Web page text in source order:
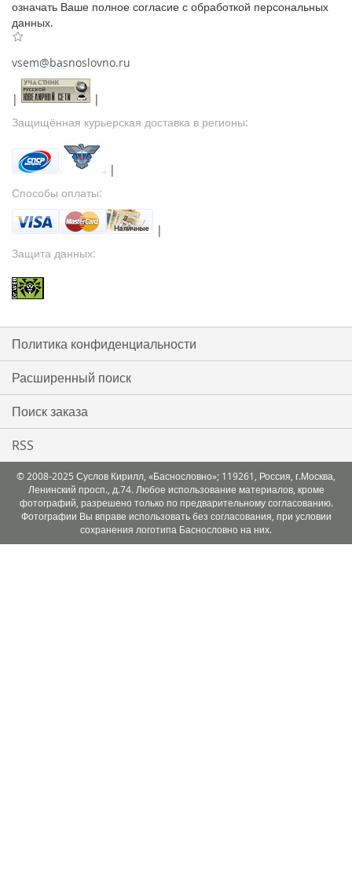
означать Ваше полное согласие с обработкой персональных
данных.
vsem@basnoslovno.ru
|
|
Защищённая курьерская доставка в регионы:
|
Способы оплаты:
|
Защита данных:
Политика конфиденциальности
Расширенный поиск
Поиск заказа
RSS
© 2008-2025 Суслов Кирилл, «Баснословно»; 119261, Россия, г.Москва,
Ленинский просп., д.74. Любое использование материалов, кроме
фотографий, разрешено только по предварительному согласованию.
Фотографии Вы вправе использовать без согласования, при условии
сохранения логотипа Баснословно на них.